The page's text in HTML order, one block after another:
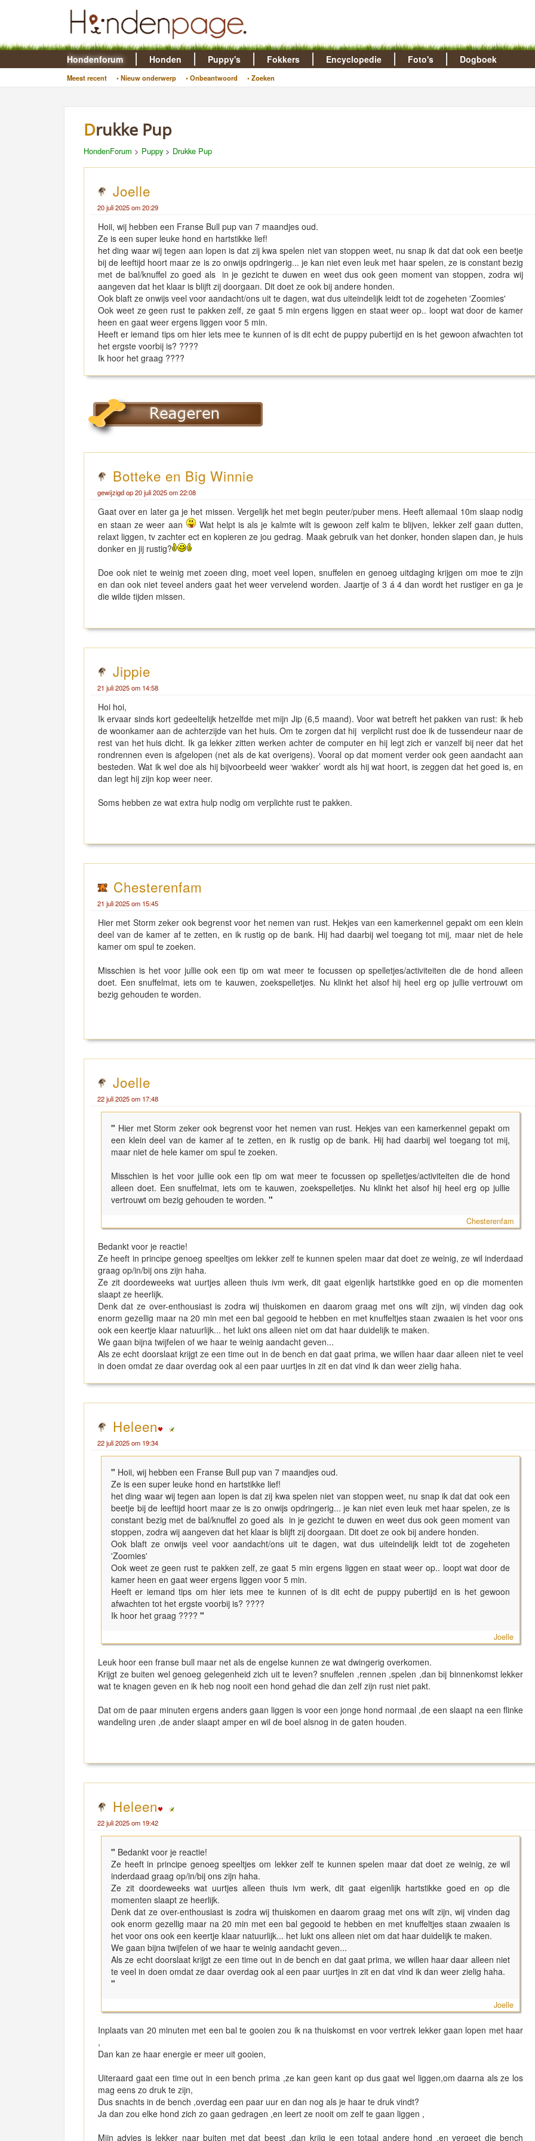
Hondenforum
Meest recent • Nieuw onderwerp • Onbeantwoord • Zoeken
Honden Puppy's Fokkers Encyclopedie Foto's Dogboek
Drukke Pup
HondenForum > Puppy > Drukke Pup
Joelle
20 juli 2025 om 20:29
Hoii, wij hebben een Franse Bull pup van 7 maandjes oud.
Ze is een super leuke hond en hartstikke lief!
het ding waar wij tegen aan lopen is dat zij kwa spelen niet van stoppen weet, nu snap ik dat dat ook een beetje
bij de leeftijd hoort maar ze is zo onwijs opdringerig... je kan niet even leuk met haar spelen, ze is constant bezig
met de bal/knuffel zo goed als in je gezicht te duwen en weet dus ook geen moment van stoppen, zodra wij
aangeven dat het klaar is blijft zij doorgaan. Dit doet ze ook bij andere honden.
Ook blaft ze onwijs veel voor aandacht/ons uit te dagen, wat dus uiteindelijk leidt tot de zogeheten 'Zoomies'
Ook weet ze geen rust te pakken zelf, ze gaat 5 min ergens liggen en staat weer op.. loopt wat door de kamer
heen en gaat weer ergens liggen voor 5 min.
Heeft er iemand tips om hier iets mee te kunnen of is dit echt de puppy pubertijd en is het gewoon afwachten tot
het ergste voorbij is? ????
Ik hoor het graag ????
Botteke en Big Winnie
gewijzigd op 20 juli 2025 om 22:08
Gaat over en later ga je het missen. Vergelijk het met begin peuter/puber mens. Heeft allemaal 10m slaap nodig
en staan ze weer aan
Wat helpt is als je kalmte wilt is gewoon zelf kalm te blijven, lekker zelf gaan dutten,
relaxt liggen, tv zachter ect en kopieren ze jou gedrag. Maak gebruik van het donker, honden slapen dan, je huis
donker en jij rustig?
Doe ook niet te weinig met zoeen ding, moet veel lopen, snuffelen en genoeg uitdaging krijgen om moe te zijn
en dan ook niet teveel anders gaat het weer vervelend worden. Jaartje of 3 á 4 dan wordt het rustiger en ga je
die wilde tijden missen.
Jippie
21 juli 2025 om 14:58
Hoi hoi,
Ik ervaar sinds kort gedeeltelijk hetzelfde met mijn Jip (6,5 maand). Voor wat betreft het pakken van rust: ik heb
de woonkamer aan de achterzijde van het huis. Om te zorgen dat hij verplicht rust doe ik de tussendeur naar de
rest van het huis dicht. Ik ga lekker zitten werken achter de computer en hij legt zich er vanzelf bij neer dat het
rondrennen even is afgelopen (net als de kat overigens). Vooral op dat moment verder ook geen aandacht aan
besteden. Wat ik wel doe als hij bijvoorbeeld weer ‘wakker’ wordt als hij wat hoort, is zeggen dat het goed is, en
dan legt hij zijn kop weer neer.
Soms hebben ze wat extra hulp nodig om verplichte rust te pakken.
Chesterenfam
21 juli 2025 om 15:45
Hier met Storm zeker ook begrenst voor het nemen van rust. Hekjes van een kamerkennel gepakt om een klein
deel van de kamer af te zetten, en ik rustig op de bank. Hij had daarbij wel toegang tot mij, maar niet de hele
kamer om spul te zoeken.
Misschien is het voor jullie ook een tip om wat meer te focussen op spelletjes/activiteiten die de hond alleen
doet. Een snuffelmat, iets om te kauwen, zoekspelletjes. Nu klinkt het alsof hij heel erg op jullie vertrouwt om
bezig gehouden te worden.
Joelle
22 juli 2025 om 17:48
" Hier met Storm zeker ook begrenst voor het nemen van rust. Hekjes van een kamerkennel gepakt om
een klein deel van de kamer af te zetten, en ik rustig op de bank. Hij had daarbij wel toegang tot mij,
maar niet de hele kamer om spul te zoeken.
Misschien is het voor jullie ook een tip om wat meer te focussen op spelletjes/activiteiten die de hond
alleen doet. Een snuffelmat, iets om te kauwen, zoekspelletjes. Nu klinkt het alsof hij heel erg op jullie
vertrouwt om bezig gehouden te worden. "
Chesterenfam
Bedankt voor je reactie!
Ze heeft in principe genoeg speeltjes om lekker zelf te kunnen spelen maar dat doet ze weinig, ze wil inderdaad
graag op/in/bij ons zijn haha.
Ze zit doordeweeks wat uurtjes alleen thuis ivm werk, dit gaat eigenlijk hartstikke goed en op die momenten
slaapt ze heerlijk.
Denk dat ze over-enthousiast is zodra wij thuiskomen en daarom graag met ons wilt zijn, wij vinden dag ook
enorm gezellig maar na 20 min met een bal gegooid te hebben en met knuffeltjes staan zwaaien is het voor ons
ook een keertje klaar natuurlijk... het lukt ons alleen niet om dat haar duidelijk te maken.
We gaan bijna twijfelen of we haar te weinig aandacht geven...
Als ze echt doorslaat krijgt ze een time out in de bench en dat gaat prima, we willen haar daar alleen niet te veel
in doen omdat ze daar overdag ook al een paar uurtjes in zit en dat vind ik dan weer zielig haha.
Heleen
22 juli 2025 om 19:34
" Hoii, wij hebben een Franse Bull pup van 7 maandjes oud.
Ze is een super leuke hond en hartstikke lief!
het ding waar wij tegen aan lopen is dat zij kwa spelen niet van stoppen weet, nu snap ik dat dat ook een
beetje bij de leeftijd hoort maar ze is zo onwijs opdringerig... je kan niet even leuk met haar spelen, ze is
constant bezig met de bal/knuffel zo goed als in je gezicht te duwen en weet dus ook geen moment van
stoppen, zodra wij aangeven dat het klaar is blijft zij doorgaan. Dit doet ze ook bij andere honden.
Ook blaft ze onwijs veel voor aandacht/ons uit te dagen, wat dus uiteindelijk leidt tot de zogeheten
'Zoomies'
Ook weet ze geen rust te pakken zelf, ze gaat 5 min ergens liggen en staat weer op.. loopt wat door de
kamer heen en gaat weer ergens liggen voor 5 min.
Heeft er iemand tips om hier iets mee te kunnen of is dit echt de puppy pubertijd en is het gewoon
afwachten tot het ergste voorbij is? ????
Ik hoor het graag ???? "
Joelle
Leuk hoor een franse bull maar net als de engelse kunnen ze wat dwingerig overkomen.
Krijgt ze buiten wel genoeg gelegenheid zich uit te leven? snuffelen ,rennen ,spelen ,dan bij binnenkomst lekker
wat te knagen geven en ik heb nog nooit een hond gehad die dan zelf zijn rust niet pakt.
Dat om de paar minuten ergens anders gaan liggen is voor een jonge hond normaal ,de een slaapt na een flinke
wandeling uren ,de ander slaapt amper en wil de boel alsnog in de gaten houden.
Heleen
22 juli 2025 om 19:42
" Bedankt voor je reactie!
Ze heeft in principe genoeg speeltjes om lekker zelf te kunnen spelen maar dat doet ze weinig, ze wil
inderdaad graag op/in/bij ons zijn haha.
Ze zit doordeweeks wat uurtjes alleen thuis ivm werk, dit gaat eigenlijk hartstikke goed en op die
momenten slaapt ze heerlijk.
Denk dat ze over-enthousiast is zodra wij thuiskomen en daarom graag met ons wilt zijn, wij vinden dag
ook enorm gezellig maar na 20 min met een bal gegooid te hebben en met knuffeltjes staan zwaaien is
het voor ons ook een keertje klaar natuurlijk... het lukt ons alleen niet om dat haar duidelijk te maken.
We gaan bijna twijfelen of we haar te weinig aandacht geven...
Als ze echt doorslaat krijgt ze een time out in de bench en dat gaat prima, we willen haar daar alleen niet
te veel in doen omdat ze daar overdag ook al een paar uurtjes in zit en dat vind ik dan weer zielig haha.
"
Joelle
Inplaats van 20 minuten met een bal te gooien zou ik na thuiskomst en voor vertrek lekker gaan lopen met haar
,
Dan kan ze haar energie er meer uit gooien,
Uiteraard gaat een time out in een bench prima ,ze kan geen kant op dus gaat wel liggen,om daarna als ze los
mag eens zo druk te zijn,
Dus snachts in de bench ,overdag een paar uur en dan nog als je haar te druk vindt?
Ja dan zou elke hond zich zo gaan gedragen ,en leert ze nooit om zelf te gaan liggen ,
Mijn advies is lekker naar buiten met dat beest ,dan krijg je een totaal andere hond .en vergeet die bench